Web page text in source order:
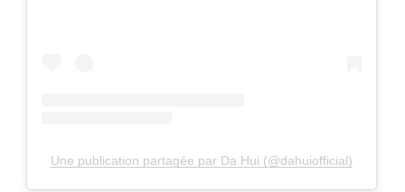
Une publication partagée par Da Hui (@dahuiofficial)